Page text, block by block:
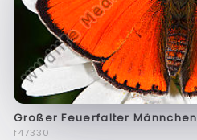
Großer Feuerfalter Männchen
f47330